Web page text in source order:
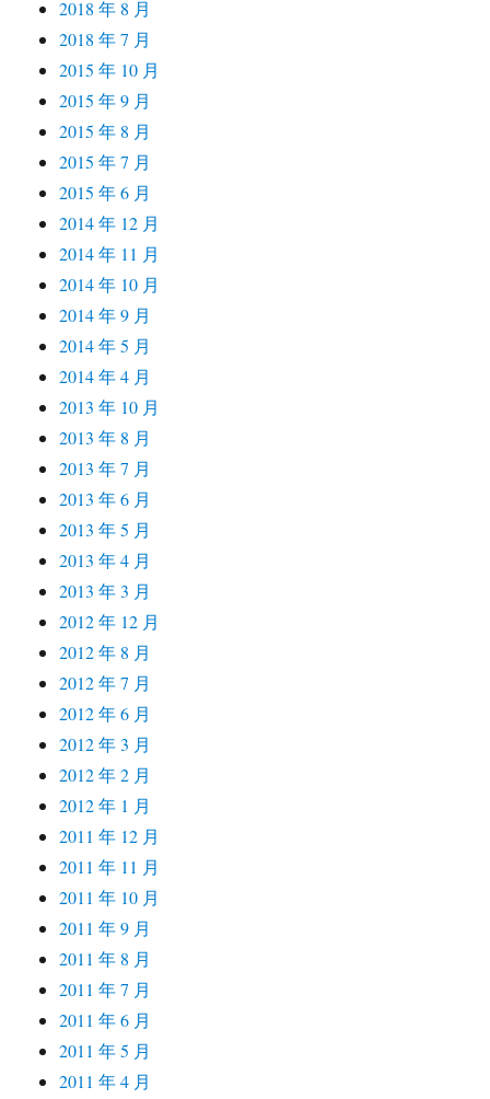
2018 年 8 月
2018 年 7 月
2015 年 10 月
2015 年 9 月
2015 年 8 月
2015 年 7 月
2015 年 6 月
2014 年 12 月
2014 年 11 月
2014 年 10 月
2014 年 9 月
2014 年 5 月
2014 年 4 月
2013 年 10 月
2013 年 8 月
2013 年 7 月
2013 年 6 月
2013 年 5 月
2013 年 4 月
2013 年 3 月
2012 年 12 月
2012 年 8 月
2012 年 7 月
2012 年 6 月
2012 年 3 月
2012 年 2 月
2012 年 1 月
2011 年 12 月
2011 年 11 月
2011 年 10 月
2011 年 9 月
2011 年 8 月
2011 年 7 月
2011 年 6 月
2011 年 5 月
2011 年 4 月